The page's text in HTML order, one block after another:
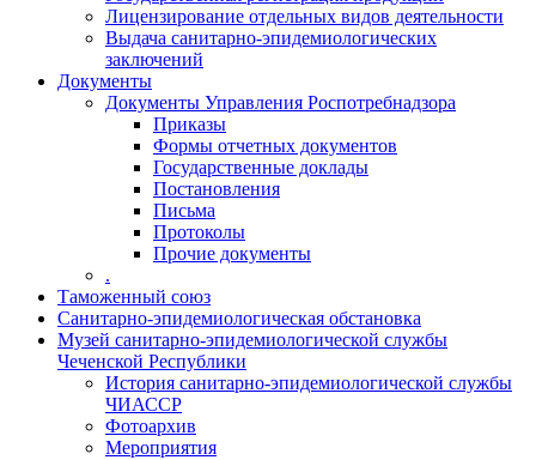
Лицензирование отдельных видов деятельности
Выдача санитарно-эпидемиологических
заключений
Документы
Документы Управления Роспотребнадзора
Приказы
Формы отчетных документов
Государственные доклады
Постановления
Письма
Протоколы
Прочие документы
.
Таможенный союз
Санитарно-эпидемиологическая обстановка
Музей санитарно-эпидемиологической службы
Чеченской Республики
История санитарно-эпидемиологической службы
ЧИАССР
Фотоархив
Мероприятия